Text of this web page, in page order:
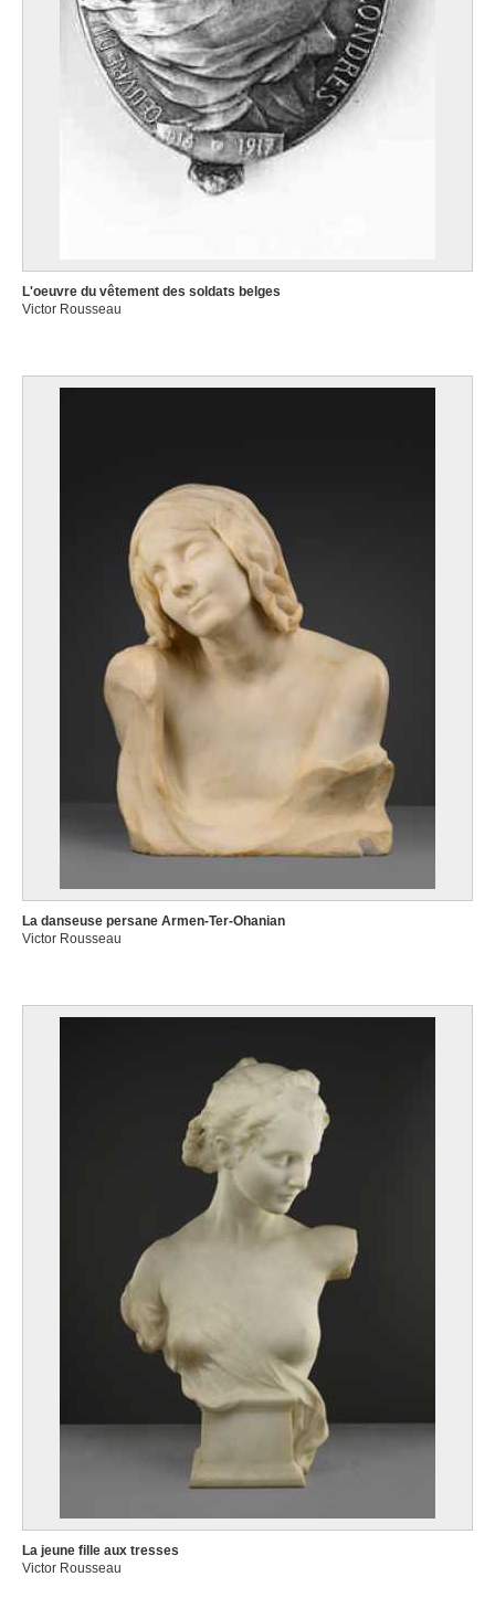
L'oeuvre du vêtement des soldats belges
Victor Rousseau
La danseuse persane Armen-Ter-Ohanian
Victor Rousseau
La jeune fille aux tresses
Victor Rousseau